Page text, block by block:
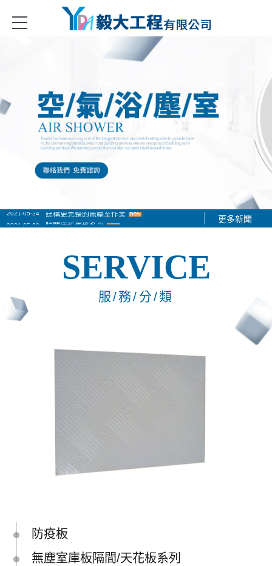
藏庫、金屬庫板隔間、無塵無菌室隔間系列、庫板門、冷凍冷藏庫
2021-06-01
2021-05-30 隔間庫板價格多少
2021-05-24 建構更完整的無塵室作業 更多新聞
SERVICE
服/務/分/類
防疫板
無塵室庫板隔間/天花板系列